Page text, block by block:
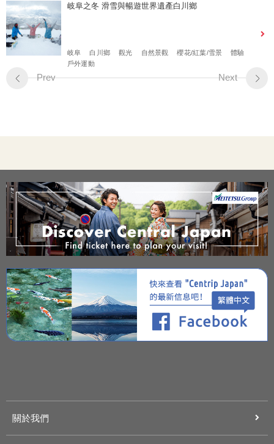
岐阜之冬 滑雪與暢遊世界遺產白川鄉
岐阜 白川鄉 觀光 自然景觀 櫻花/紅葉/雪景
體驗
戶外運動
Prev Next
關於我們